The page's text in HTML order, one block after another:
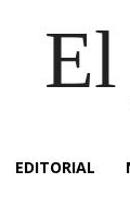
EDITORIAL